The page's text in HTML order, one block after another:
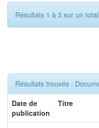
Résultats 1 à 3 sur un
Résultats trouvés :
Date de
publication
Titre